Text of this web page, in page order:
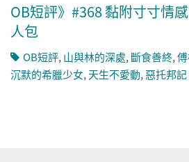
OB短評》#368 黏附寸寸情
人包
OB短評,山與林的深處,斷食善終,
沉默的希臘少女,天生不愛動,惡托邦記